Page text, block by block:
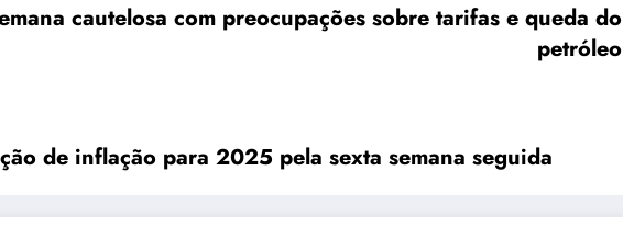
cautelosa com preocupações sobre tarifas e queda do
petróleo
de inflação para 2025 pela sexta semana seguida